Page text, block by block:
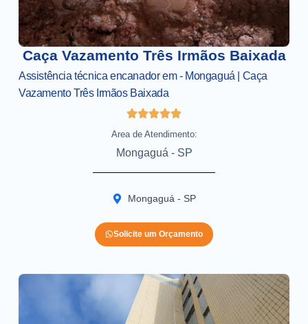
Caça Vazamento Três Irmãos Baixada
Assistência técnica encanador em - Mongaguá | Caça
Vazamento Três Irmãos Baixada
Area de Atendimento:
Mongaguá - SP
Mongaguá - SP
Solicite um Orçamento